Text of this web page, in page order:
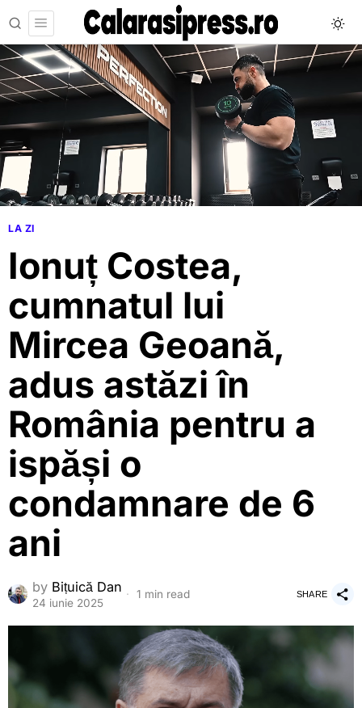
LA ZI
Ionuț Costea,
cumnatul lui
Mircea Geoană,
adus astăzi în
România pentru a
ispăși o
condamnare de 6
ani
by Bițuică Dan
24 iunie 2025
1 min read SHARE